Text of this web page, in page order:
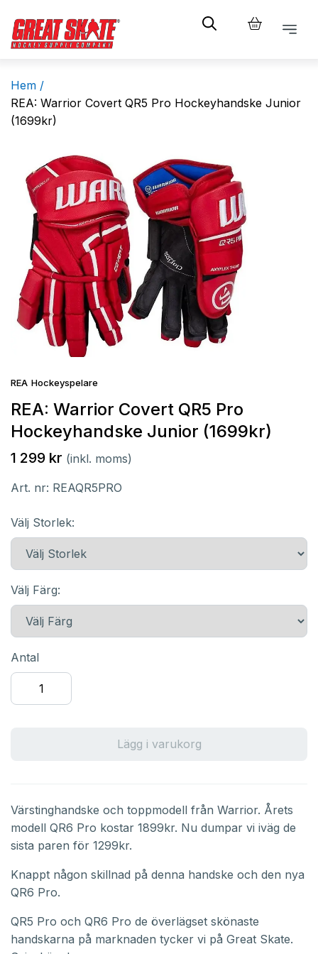
Hem /
REA: Warrior Covert QR5 Pro Hockeyhandske Junior
(1699kr)
REA Hockeyspelare
REA: Warrior Covert QR5 Pro
Hockeyhandske Junior (1699kr)
1 299 kr (inkl. moms)
Art. nr: REAQR5PRO
Välj Storlek:
Välj Färg:
Antal
Lägg i varukorg
Värstinghandske och toppmodell från Warrior. Årets
modell QR6 Pro kostar 1899kr. Nu dumpar vi iväg de
sista paren för 1299kr.
Knappt någon skillnad på denna handske och den nya
QR6 Pro.
QR5 Pro och QR6 Pro de överlägset skönaste
handskarna på marknaden tycker vi på Great Skate.